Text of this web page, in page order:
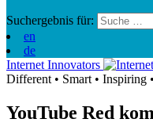
Suchergebnis für:
en
de
Internet Innovators
Different • Smart • Inspiring •
YouTube Red